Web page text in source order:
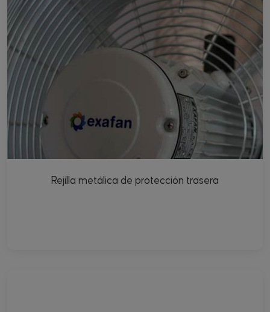
Rejilla metálica de protección trasera